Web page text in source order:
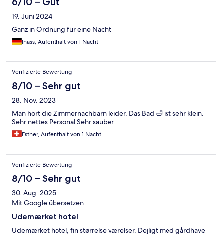
19. Juni 2024
Ganz in Ordnung für eine Nacht
Inass, Aufenthalt von 1 Nacht
Verifizierte Bewertung
8/10 – Sehr gut
28. Nov. 2023
Man hört die Zimmernachbarn leider. Das Bad 🛁 ist sehr klein.
Sehr nettes Personal Sehr sauber.
Esther, Aufenthalt von 1 Nacht
Verifizierte Bewertung
8/10 – Sehr gut
30. Aug. 2025
Mit Google übersetzen
Udemærket hotel
Udemærket hotel, fin størrelse værelser. Dejligt med gårdhave